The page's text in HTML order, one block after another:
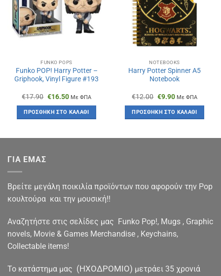
FUNKO POPS
Funko POP! Harry Potter –
Griphook, Vinyl Figure #193
€17.90 Original
was:
€17.90.
€16.50Η
τιμή
είναι:
€16.50.
Με ΦΠΑ
ΠΡΟΣΘΉΚΗ ΣΤΟ ΚΑΛΆΘΙ
NOTEBOOKS
Harry Potter Spinner A5
Notebook
€12.00 Original
was:
€12.00.
€9.90Η
τιμή
είναι:
€9.90.
Με ΦΠΑ
ΠΡΟΣΘΉΚΗ ΣΤΟ ΚΑΛΆΘΙ
ΓΙΑ ΕΜΑΣ
Βρείτε μεγάλη ποικιλία προϊόντων που αφορούν την Pop
κουλτούρα και την μουσική!!
Αναζητήστε στις σελίδες μας Funko Pop!, Mugs , Graphic
novels, Movie & Games Merchandise , Keychains,
Collectable items!
To κατάστημα μας (ΗΧΟΔΡΟΜΙΟ) μετράει 35 χρονιά